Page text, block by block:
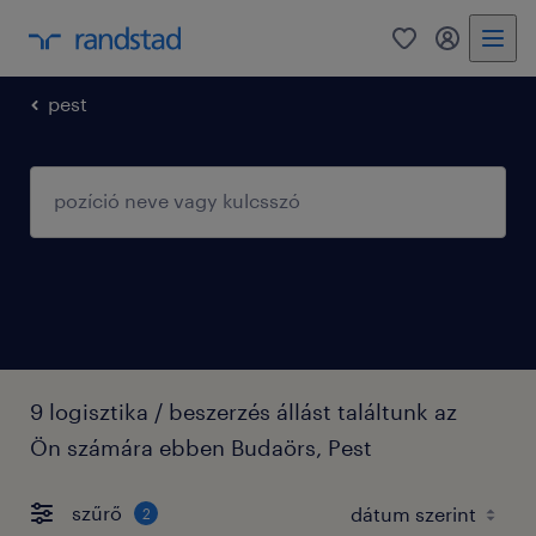
0 fiókom
pest
9 logisztika / beszerzés állást találtunk az
Ön számára ebben Budaörs, Pest
szűrő 2